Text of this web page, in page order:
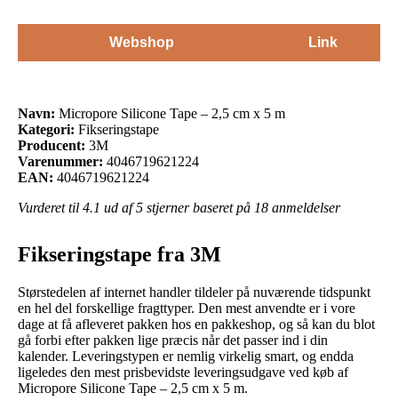
Webshop Link
Navn: Micropore Silicone Tape – 2,5 cm x 5 m
Kategori: Fikseringstape
Producent: 3M
Varenummer: 4046719621224
EAN: 4046719621224
Vurderet til 4.1 ud af 5 stjerner baseret på 18 anmeldelser
Fikseringstape fra 3M
Størstedelen af internet handler tildeler på nuværende tidspunkt
en hel del forskellige fragttyper. Den mest anvendte er i vore
dage at få afleveret pakken hos en pakkeshop, og så kan du blot
gå forbi efter pakken lige præcis når det passer ind i din
kalender. Leveringstypen er nemlig virkelig smart, og endda
ligeledes den mest prisbevidste leveringsudgave ved køb af
Micropore Silicone Tape – 2,5 cm x 5 m.